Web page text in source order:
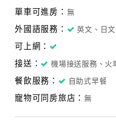
單車可進房： 無
外國語服務： 英文、日文
可上網：
接送：
機場接送服務、火
餐飲服務： 自助式早餐
寵物可同房旅店： 無